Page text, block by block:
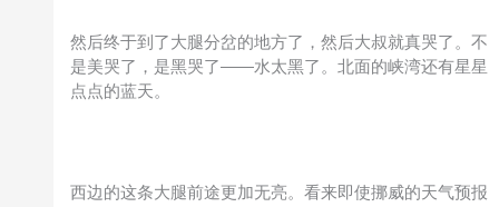
然后终于到了大腿分岔的地方了，然后大叔就真哭了。不
是美哭了，是黑哭了——水太黑了。北面的峡湾还有星星
点点的蓝天。
西边的这条大腿前途更加无亮。看来即使挪威的天气预报